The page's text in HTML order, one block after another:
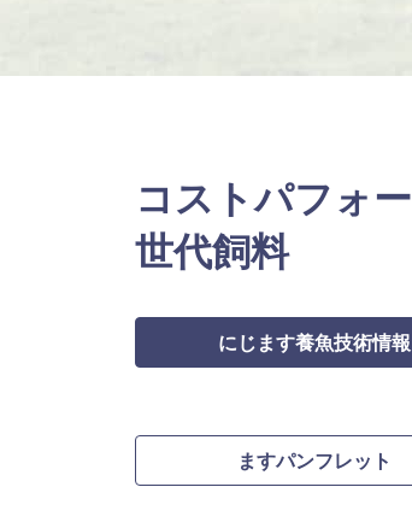
コストパフォ
世代飼料
にじます養魚技術情報
ますパンフレット